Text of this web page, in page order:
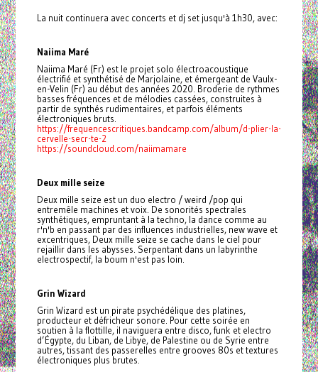
La nuit continuera avec concerts et dj set jusqu'à 1h30, avec:
Naiima Maré
Naiima Maré (Fr) est le projet solo électroacoustique
électrifié et synthétisé de Marjolaine, et émergeant de Vaulx-
en-Velin (Fr) au début des années 2020. Broderie de rythmes
basses fréquences et de mélodies cassées, construites à
partir de synthés rudimentaires, et parfois éléments
électroniques bruts.
https://frequencescritiques.bandcamp.com/album/d-plier-la-
cervelle-secr-te-2
https://soundcloud.com/naiimamare
Deux mille seize
Deux mille seize est un duo electro / weird /pop qui
entremêle machines et voix. De sonorités spectrales
synthétiques, empruntant à la techno, la dance comme au
r'n'b en passant par des influences industrielles, new wave et
excentriques, Deux mille seize se cache dans le ciel pour
rejaillir dans les abysses. Serpentant dans un labyrinthe
electrospectif, la boum n'est pas loin.
Grin Wizard
Grin Wizard est un pirate psychédélique des platines,
producteur et défricheur sonore. Pour cette soirée en
soutien à la flottille, il naviguera entre disco, funk et electro
d’Égypte, du Liban, de Libye, de Palestine ou de Syrie entre
autres, tissant des passerelles entre grooves 80s et textures
électroniques plus brutes.